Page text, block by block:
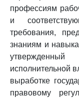
профессиям
и
требования,
знаниям и
исполнительной
выработке
правовому